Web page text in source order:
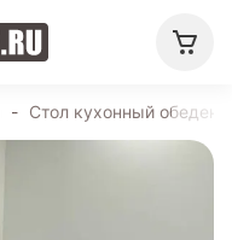
- Стол кухонный